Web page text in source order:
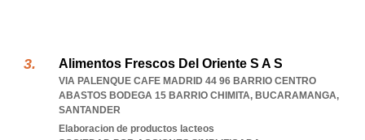
Alimentos Frescos Del Oriente S A S
VIA PALENQUE CAFE MADRID 44 96 BARRIO CENTRO
ABASTOS BODEGA 15 BARRIO CHIMITA, BUCARAMANGA,
SANTANDER
Elaboracion de productos lacteos